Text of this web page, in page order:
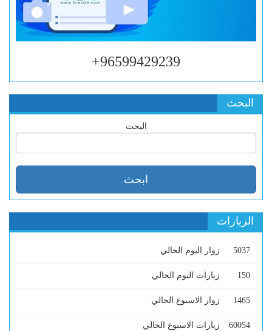
96599429239+
البحث
البحث
الزيارات
5037 زوار اليوم الحالي
150 زيارات اليوم الحالي
1465 زوار الاسبوع الحالي
60054 زيارات الاسبوع الحالي